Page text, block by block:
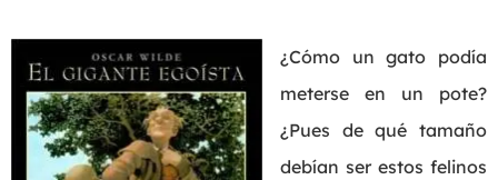
¿Cómo un gato podía
meterse en un pote?
¿Pues de qué tamaño
debían ser estos felinos